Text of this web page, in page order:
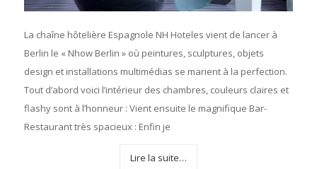
La chaîne hôtelière Espagnole NH Hoteles vient de lancer à
Berlin le « Nhow Berlin » où peintures, sculptures, objets
design et installations multimédias se marient à la perfection.
Tout d’abord voici l’intérieur des chambres, couleurs claires et
flashy sont à l’honneur : Vient ensuite le magnifique Bar-
Restaurant très spacieux : Enfin je
Lire la suite…